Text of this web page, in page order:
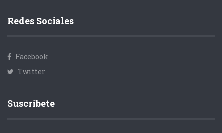
Redes Sociales
Facebook
Twitter
Suscríbete